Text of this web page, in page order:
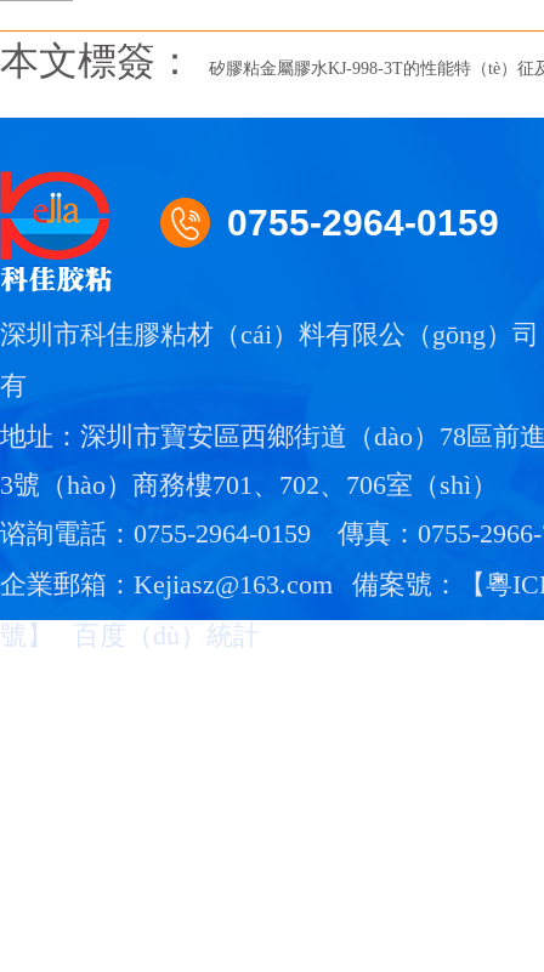
本文標簽： 矽膠粘金屬膠水KJ-998-3T的性能特（tè）征
0755-2964-0159
深圳市科佳膠粘材（cái）料有限公（gōng）司
有
地址：深圳市寶安區西鄉街道（dào）78區前
3號（hào）商務樓701、702、706室（shì）
谘詢電話：0755-2964-0159
傳真：0755-
企業郵箱：Kejiasz@163.com
備案號：【粵
號 】 百度（dù）統計